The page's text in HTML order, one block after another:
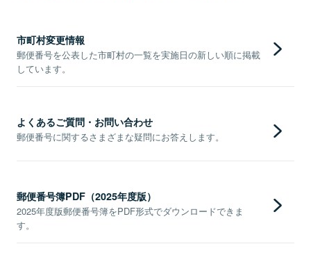
市町村変更情報
郵便番号を公表した市町村の一覧を実施日の新しい順に掲載
しています。
よくあるご質問・お問い合わせ
郵便番号に関するさまざまな疑問にお答えします。
郵便番号簿PDF（2025年度版）
2025年度版郵便番号簿をPDF形式でダウンロードできま
す。